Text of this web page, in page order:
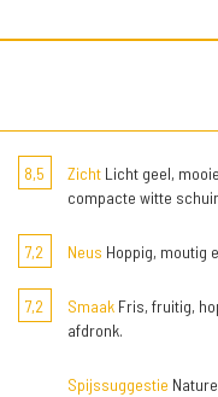
8,5 ZichtLicht geel,
compacte witte
7,2 Neus Hoppig, moutig
7,2 SmaakFris, fruitig,
afdronk.
Spijssuggestie